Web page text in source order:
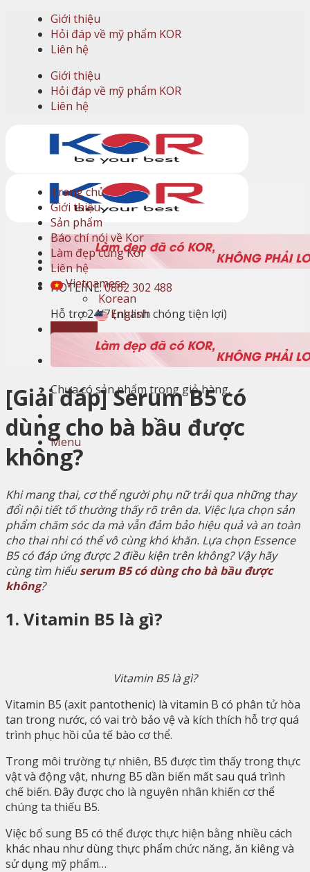
content
Giới thiệu
Hỏi đáp về mỹ phẩm KOR
Liên hệ
Giới thiệu
Hỏi đáp về mỹ phẩm KOR
Liên hệ
HOTLINE:0862 302 488
Hỗ trợ 24/7 (nhanh chóng tiện lợi)
Giỏ hàng
Chưa có sản phẩm trong giỏ hàng.
Menu
Trang chủ
Giới thiệu
Sản phẩm
Báo chí nói về Kor
Làm đẹp cùng Kor
Liên hệ
Vietnamese
Korean
English
[Giải đáp] Serum B5 có
dùng cho bà bầu được
không?
Khi mang thai, cơ thể người phụ nữ trải qua những thay
đổi nội tiết tố thường thấy rõ trên da. Việc lựa chọn sản
phẩm chăm sóc da mà vẫn đảm bảo hiệu quả và an toàn
cho thai nhi có thể vô cùng khó khăn. Lựa chọn Essence
B5 có đáp ứng được 2 điều kiện trên không? Vậy hãy
cùng tìm hiểuserum B5 có dùng cho bà bầu được
không?
1. Vitamin B5 là gì?
Vitamin B5 là gì?
Vitamin B5 (axit pantothenic) là vitamin B có phân tử hòa
tan trong nước, có vai trò bảo vệ và kích thích hỗ trợ quá
trình phục hồi của tế bào cơ thể.
Trong môi trường tự nhiên, B5 được tìm thấy trong thực
vật và động vật, nhưng B5 dần biến mất sau quá trình
chế biến. Đây được cho là nguyên nhân khiến cơ thể
chúng ta thiếu B5.
Việc bổ sung B5 có thể được thực hiện bằng nhiều cách
khác nhau như dùng thực phẩm chức năng, ăn kiêng và
sử dụng mỹ phẩm…